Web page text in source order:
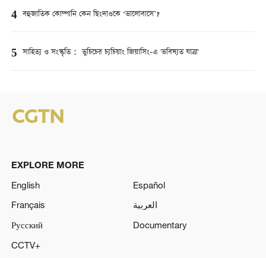
4 বহুজাতিক কোম্পানি কেন ছিংদাওকে ‘ভালোবাসে’?
5 সাহিত্য ও সংস্কৃতি： ভুচিচের চ্যচিয়াং জিয়াসিং-এ 'ভবিষ্যত যাত্রা'
EXPLORE MORE
English
Español
Français
العربية
Русский
Documentary
CCTV+